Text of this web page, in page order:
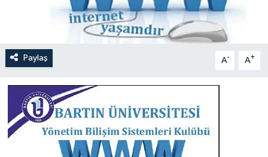
Paylaş A- A+
Turizm
Yerel Yönetimler
DÜNYA
YEREL